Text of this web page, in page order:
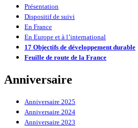
Présentation
Dispositif de suivi
En France
En Europe et à l’international
17 Objectifs de développement durable
Feuille de route de la France
Anniversaire
Anniversaire 2025
Anniversaire 2024
Anniversaire 2023